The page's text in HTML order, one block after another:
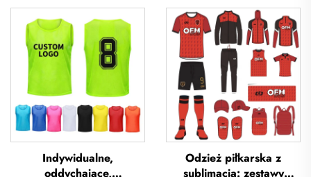
piłkarskie z sublimacją,
koszulki drużynowe do
piłki nożnej, odzież
piłkarska, koszulki
futbolowe,
niestandardowe koszulki
piłkarskie
drużyny piłkarskiej,
koszulki piłkarskie,
uniform piłkarski,
koszulka piłkarska,
odzież piłkarska,
koszulka piłkarska
Indywidualne,
oddychające,
Odzież piłkarska z
sublimacją: zestawy